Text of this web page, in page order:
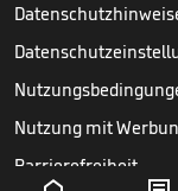
Nutzung mit
Barrierefreiheit